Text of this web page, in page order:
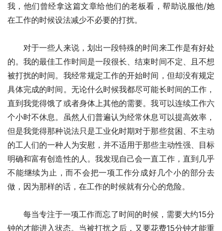
我，他们曾经拿这篇文章给他们的老板看，帮助说服他/她
在工作的时候设法减少不必要的打扰。
对于一些人来说，划出一段特殊的时间来工作是有好处
的。我的最佳工作时间是一段很长、结束时间不定、且不想
被打扰的时间。我经常规定工作的开始时间，但却没有规定
具体完成的时间。无论什么时候我都尽可能长时间的工作，
直到我觉得饿了或者身体上其他的需要。我可以连续工作六
个小时不休息。虽然人们普遍认为经常休息可以提高效率，
但是我觉得那种说法只是工业化时期对于那些贫困、不主动
的工人们的一种人为安慰，并不适用于那些主动性强、目标
明确和富有创造性的人。我发现自己会一直工作，直到几乎
不能继续为止，而不会把一项工作分成好几个小的部分去
做，因为那样的话，在工作的时候就有分心的危险。
每当专注于一项工作而忘了时间的时候，需要大约15分
钟的才能进入状态。当被打扰之后，又要花费15分钟才能重